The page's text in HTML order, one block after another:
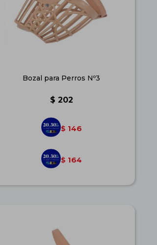
Bozal para Perros Nº3
$ 202
$ 146
$ 164